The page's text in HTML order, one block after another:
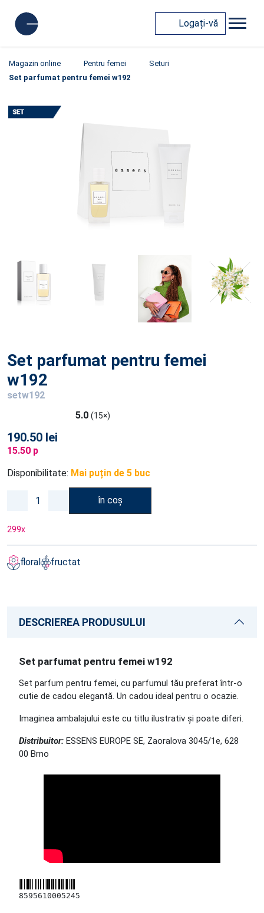
Logați-vă
Magazin online Pentru femei
Seturi
Set parfumat pentru femei w192
Set parfumat pentru femei
w192
setw192
5.0 (15×)
190.50 lei
15.50 p
Disponibilitate: Mai puțin de 5 buc
în coș
299x
floral fructat
DESCRIEREA PRODUSULUI
Set parfumat pentru femei w192
Set parfum pentru femei, cu parfumul tău preferat într-o
cutie de cadou elegantă. Un cadou ideal pentru o ocazie.
Imaginea ambalajului este cu titlu ilustrativ și poate diferi.
Distribuitor: ESSENS EUROPE SE, Zaoralova 3045/1e, 628
00 Brno
8595610005245